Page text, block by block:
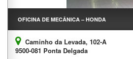
OFICINA DE MECÂNICA – HONDA
Caminho da Levada, 102-A
9500-081 Ponta Delgada